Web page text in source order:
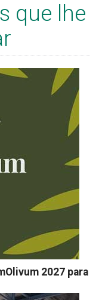
que lhe
2027 para